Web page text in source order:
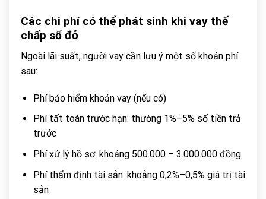
Các chi phí có thể phát sinh khi vay thế
chấp sổ đỏ
Ngoài lãi suất, người vay cần lưu ý một số khoản phí
sau:
Phí bảo hiểm khoản vay (nếu có)
Phí tất toán trước hạn: thường 1%–5% số tiền trả
trước
Phí xử lý hồ sơ: khoảng 500.000 – 3.000.000 đồng
Phí thẩm định tài sản: khoảng 0,2%–0,5% giá trị tài
sản